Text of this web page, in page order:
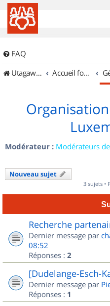
FAQ
UtagawaVTT (Randos VTT et VTTAE avec traces GPS)
Accueil forum
Modérateur : Modérateurs
Nouveau sujet
3 sujets •
Recherche
Dernier message par
08:52
Réponses : 2
[Dudelange-Esch-
Dernier message par
Réponses : 1